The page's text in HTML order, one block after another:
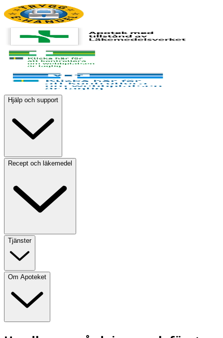
Hjälp och support
Recept och läkemedel
Tjänster
Om Apoteket